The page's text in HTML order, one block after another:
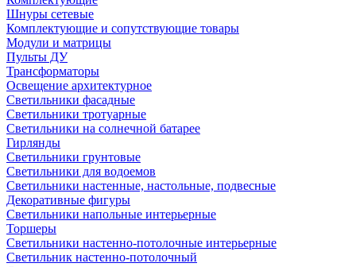
Шнуры сетевые
Комплектующие и сопутствующие товары
Модули и матрицы
Пульты ДУ
Трансформаторы
Освещение архитектурное
Светильники фасадные
Светильники тротуарные
Светильники на солнечной батарее
Гирлянды
Светильники грунтовые
Светильники для водоемов
Светильники настенные, настольные, подвесные
Декоративные фигуры
Светильники напольные интерьерные
Торшеры
Светильники настенно-потолочные интерьерные
Светильник настенно-потолочный